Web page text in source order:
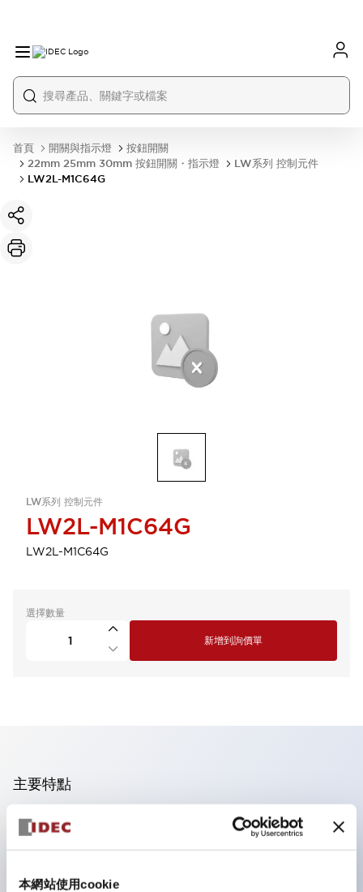
本網站使用cookie
首頁 開關與指示燈
按鈕開關
22mm 25mm 30mm 按鈕開關・指示燈
LW系列 控制元件
LW2L-M1C64G
LW系列 控制元件
LW2L-M1C64G
LW2L-M1C64G
選擇數量
新增到詢價單
主要特點
可進行集合密著安裝，接觸單元的拆裝在集合密著安裝時
亦容易進行。
採用刺刀機構的鎖定桿拆裝方式的分離結構。